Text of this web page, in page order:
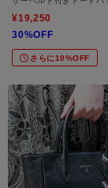
¥19,250
30%OFF
さらに10%OFF